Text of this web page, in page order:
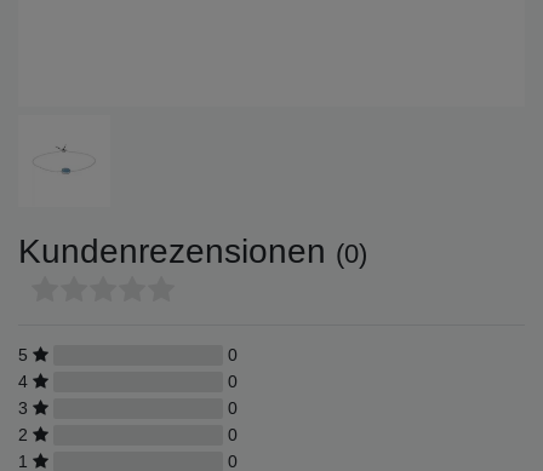
Kundenrezensionen (0)
5
0
4
0
3
0
2
0
1
0